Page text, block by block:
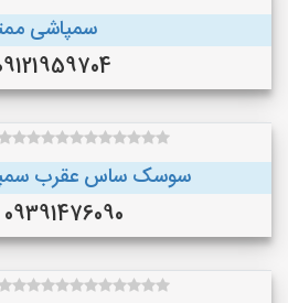
سمپاشی
()
سوسک ساس عقرب
09391476090 (یزد)